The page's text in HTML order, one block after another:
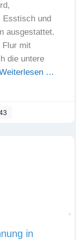
Esstisch und
ausgestattet.
Flur mit
die untere
…
in